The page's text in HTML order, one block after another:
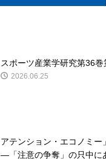
スポーツ産業学研究第36巻
2026.06.25
アテンション・エコノミー
―「注意の争奪」の只中